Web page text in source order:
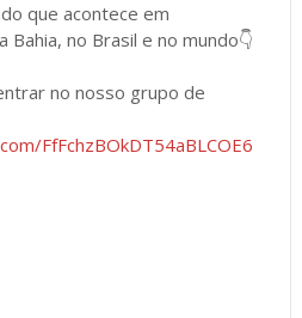
que acontece em
Bahia, no Brasil e no mundo👇
no nosso grupo de
FfFchzBOkDT54aBLCOE6